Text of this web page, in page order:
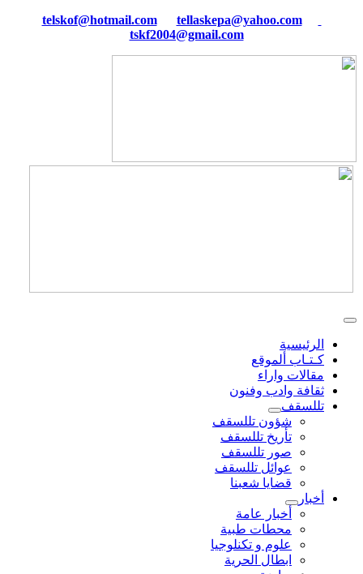
tellaskepa@yahoo.com
tskf2004@gmail.com
الرئيسية
كـتـاب ألموقع
مقالات واراء
ثقافة وادب وفنون
تللسقف
شؤون تللسقف
تأريخ تللسقف
صور تللسقف
عوائل تللسقف
قضايا شعبنا
أخبار
أخبار عامة
محطات طبية
علوم و تکنلوجیا
ابطال الحرية